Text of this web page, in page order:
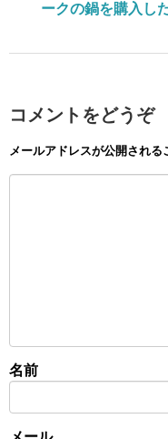
ークの鍋を購入し
コメントをどうぞ
メールアドレスが公開される
名前